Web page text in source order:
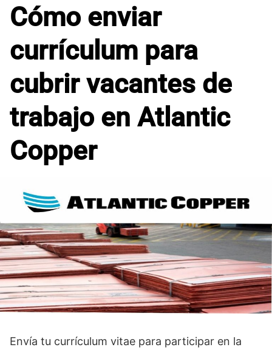
Cómo enviar
currículum para
cubrir vacantes de
trabajo en Atlantic
Copper
Envía tu currículum vitae para participar en la